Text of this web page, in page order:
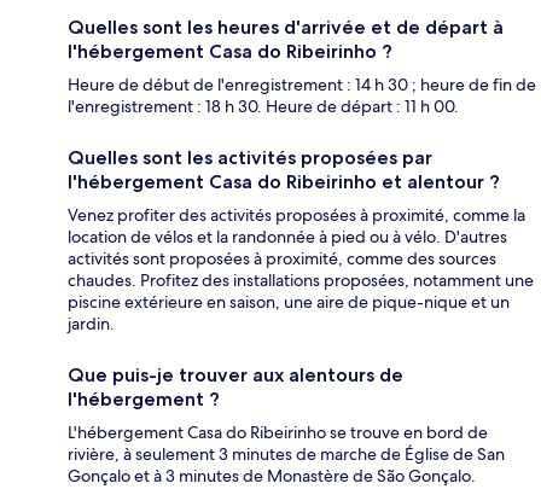
Quelles sont les heures d'arrivée et de départ à
l'hébergement Casa do Ribeirinho ?
Heure de début de l'enregistrement : 14 h 30 ; heure de fin de
l'enregistrement : 18 h 30. Heure de départ : 11 h 00.
Quelles sont les activités proposées par
l'hébergement Casa do Ribeirinho et alentour ?
Venez profiter des activités proposées à proximité, comme la
location de vélos et la randonnée à pied ou à vélo. D'autres
activités sont proposées à proximité, comme des sources
chaudes. Profitez des installations proposées, notamment une
piscine extérieure en saison, une aire de pique-nique et un
jardin.
Que puis-je trouver aux alentours de
l'hébergement ?
L'hébergement Casa do Ribeirinho se trouve en bord de
rivière, à seulement 3 minutes de marche de Église de San
Gonçalo et à 3 minutes de Monastère de São Gonçalo.